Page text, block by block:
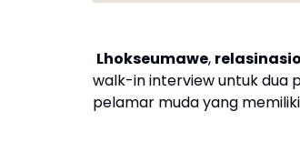
Lhokseumawe,
walk-in interview untuk dua
pelamar muda yang